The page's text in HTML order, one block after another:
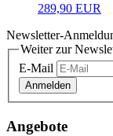
289,90 EUR
Newsletter-
Weiter zur
E-Mail
Anmelden
Angebote